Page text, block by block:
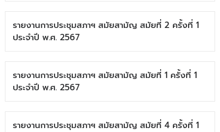
รายงานการประชุมสภาฯ สมัยสามัญ สมัยที่ 2 ครั้งที่ 1
ประจำปี พ.ศ. 2567
รายงานการประชุมสภาฯ สมัยสามัญ สมัยที่ 1 ครั้งที่ 1
ประจำปี พ.ศ. 2567
รายงานการประชุมสภาฯ สมัยสามัญ สมัยที่ 4 ครั้งที่ 1